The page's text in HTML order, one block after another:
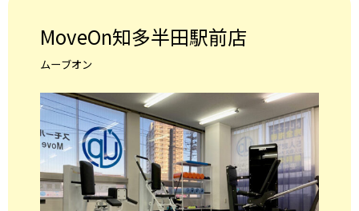
MoveOn知多半田駅前店
ムーブオン